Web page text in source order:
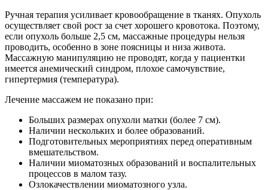
Ручная терапия усиливает кровообращение в тканях. Опухоль
осуществляет свой рост за счет хорошего кровотока. Поэтому,
если опухоль больше 2,5 см, массажные процедуры нельзя
проводить, особенно в зоне поясницы и низа живота.
Массажную манипуляцию не проводят, когда у пациентки
имеется анемический синдром, плохое самочувствие,
гипертермия (температура).
Лечение массажем не показано при:
Больших размерах опухоли матки (более 7 см).
Наличии нескольких и более образований.
Подготовительных мероприятиях перед оперативным
вмешательством.
Наличии миоматозных образований и воспалительных
процессов в малом тазу.
Озлокачествлении миоматозного узла.